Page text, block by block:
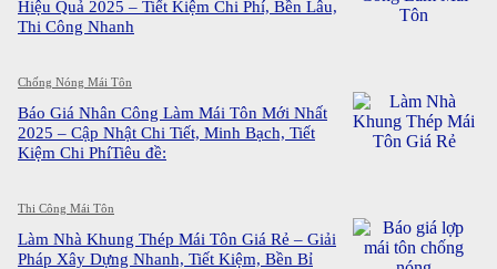
Hiệu Quả 2025 – Tiết Kiệm Chi Phí, Bền Lâu,
Thi Công Nhanh
Chống Nóng Mái Tôn
Báo Giá Nhân Công Làm Mái Tôn Mới Nhất
2025 – Cập Nhật Chi Tiết, Minh Bạch, Tiết
Kiệm Chi PhíTiêu đề:
Thi Công Mái Tôn
Làm Nhà Khung Thép Mái Tôn Giá Rẻ – Giải
Pháp Xây Dựng Nhanh, Tiết Kiệm, Bền Bỉ